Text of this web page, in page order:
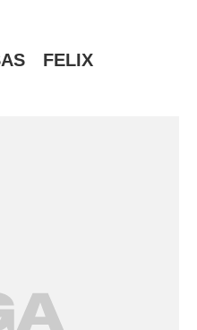
FELIX